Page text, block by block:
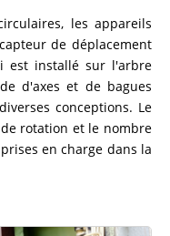
les appareils
de déplacement
est installé sur l'arbre
d'axes et de bagues
conceptions. Le
rotation et le nombre
en charge dans la